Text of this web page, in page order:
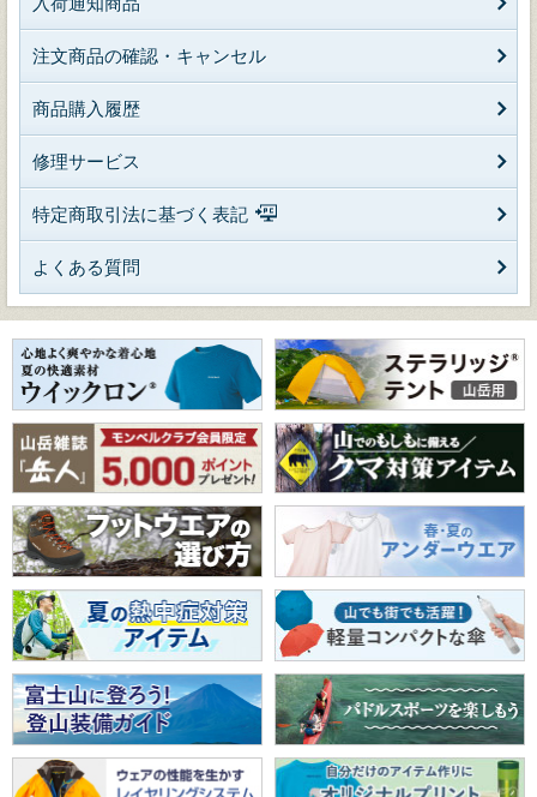
注文商品の確認・キャンセル
商品購入履歴
修理サービス
特定商取引法に基づく表記
よくある質問